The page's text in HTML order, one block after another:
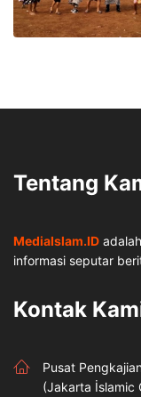
Tentang
MediaIslam.ID
informasi seputar
Kontak
Pusat
(Jakarta İslamic